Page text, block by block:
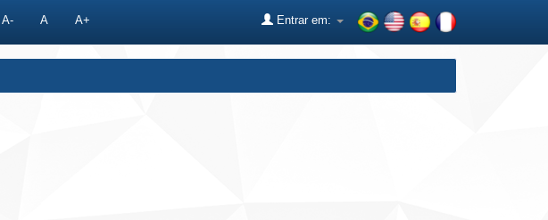
A- A A+ Entrar em: